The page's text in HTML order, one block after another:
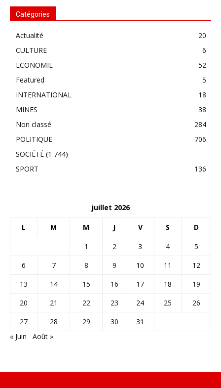
Catégories
Actualité
20
CULTURE
6
ECONOMIE
52
Featured
5
INTERNATIONAL
18
MINES
38
Non classé
284
POLITIQUE
706
SOCIÉTÉ (1 744)
SPORT
136
juillet 2026
L M M J V S D
1 2 3 4
5
6
7 8 9 10 11
12
13
14 15 16 17 18
19
20
21 22 23 24 25
26
27
28 29 30
31
« Juin
Août »